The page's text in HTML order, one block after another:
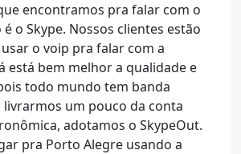
encontramos pra falar com o
o Skype. Nossos clientes estão
o voip pra falar com a
está bem melhor a qualidade e
todo mundo tem banda
livrarmos um pouco da conta
adotamos o SkypeOut.
pra Porto Alegre usando a